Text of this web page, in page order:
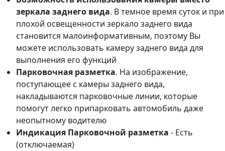
зеркала заднего вида. В темное время суток и при
плохой освещенности зеркало заднего вида
становится малоинформативным, поэтому Вы
можете использовать камеру заднего вида для
выполнения его функций
Парковочная разметка. На изображение,
поступающее с камеры заднего вида,
накладываются парковочные линии, которые
помогут легко припарковать автомобиль даже
неопытному водителю
Индикация Парковочной разметка - Есть
(отключаемая)